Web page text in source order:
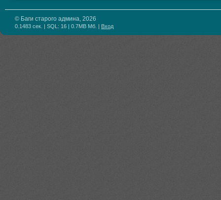
© Баги старого админа, 2026
0.1483 сек. | SQL: 16 | 0.7MB Мб. | Вход